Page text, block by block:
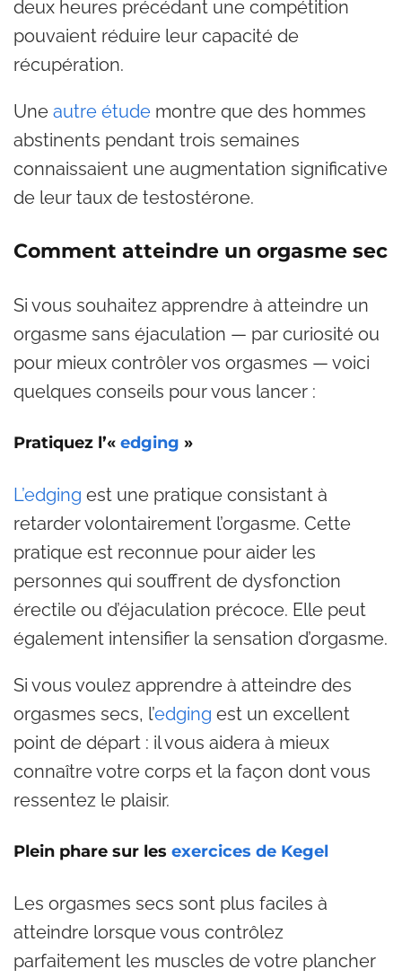
deux heures précédant une compétition
pouvaient réduire leur capacité de
récupération.
Une autre étude montre que des hommes
abstinents pendant trois semaines
connaissaient une augmentation significative
de leur taux de testostérone.
Comment atteindre un orgasme sec
Si vous souhaitez apprendre à atteindre un
orgasme sans éjaculation — par curiosité ou
pour mieux contrôler vos orgasmes — voici
quelques conseils pour vous lancer :
Pratiquez l’« edging »
L’edging est une pratique consistant à
retarder volontairement l’orgasme. Cette
pratique est reconnue pour aider les
personnes qui souffrent de dysfonction
érectile ou d’éjaculation précoce. Elle peut
également intensifier la sensation d’orgasme.
Si vous voulez apprendre à atteindre des
orgasmes secs, l’edging est un excellent
point de départ : il vous aidera à mieux
connaître votre corps et la façon dont vous
ressentez le plaisir.
Plein phare sur les exercices de Kegel
Les orgasmes secs sont plus faciles à
atteindre lorsque vous contrôlez
parfaitement les muscles de votre plancher